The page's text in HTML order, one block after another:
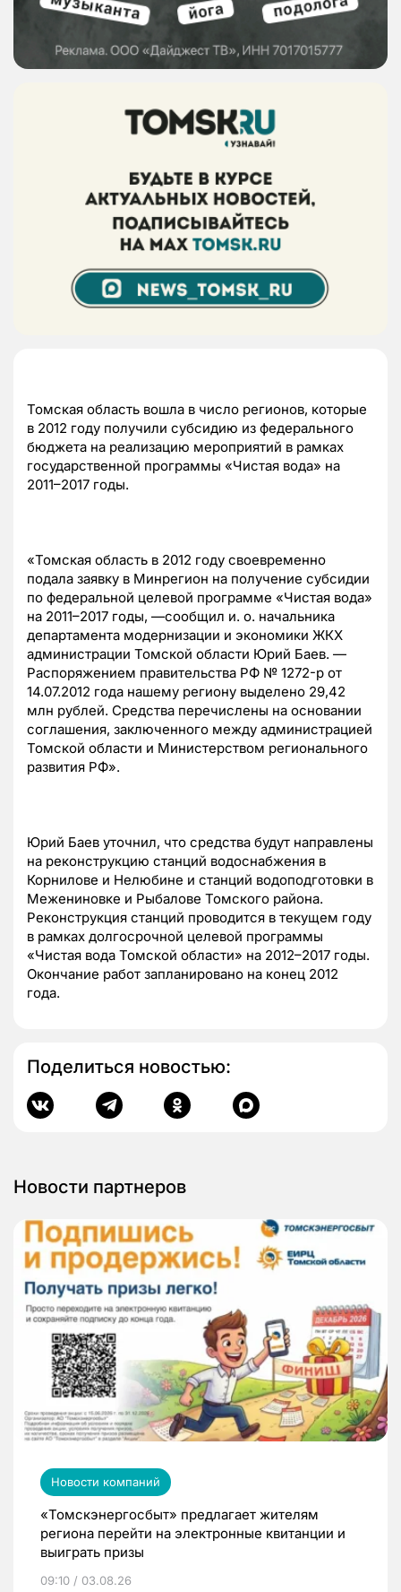
Томская область вошла в число регионов, которые
в 2012 году получили субсидию из федерального
бюджета на реализацию мероприятий в рамках
государственной программы «Чистая вода» на
2011–2017 годы.
«Томская область в 2012 году своевременно
подала заявку в Минрегион на получение субсидии
по федеральной целевой программе «Чистая вода»
на 2011–2017 годы, —сообщил и. о. начальника
департамента модернизации и экономики ЖКХ
администрации Томской области Юрий Баев. —
Распоряжением правительства РФ № 1272-р от
14.07.2012 года нашему региону выделено 29,42
млн рублей. Средства перечислены на основании
соглашения, заключенного между администрацией
Томской области и Министерством регионального
развития РФ».
Юрий Баев уточнил, что средства будут направлены
на реконструкцию станций водоснабжения в
Корнилове и Нелюбине и станций водоподготовки в
Межениновке и Рыбалове Томского района.
Реконструкция станций проводится в текущем году
в рамках долгосрочной целевой программы
«Чистая вода Томской области» на 2012–2017 годы.
Окончание работ запланировано на конец 2012
года.
Поделиться новостью:
Новости партнеров
Новости компаний
«Томскэнергосбыт» предлагает жителям
региона перейти на электронные квитанции и
выиграть призы
09:10 / 03.08.26